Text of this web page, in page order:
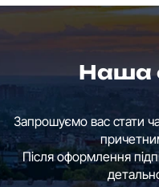
Наша
Запрошуємо вас стати
Після оформлення